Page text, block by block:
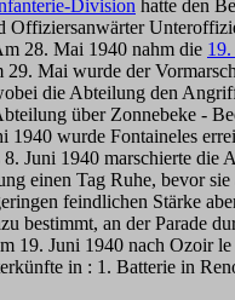
Division hatte den
Offiziersanwärter
28. Mai 1940 nahm die
Mai wurde der
die Abteilung den
über Zonnebeke -
wurde Fontaineles
Juni 1940 marschierte die
einen Tag Ruhe, bevor
feindlichen Stärke
an der Parade
19. Juni 1940 nach Ozoir
in : 1. Batterie in